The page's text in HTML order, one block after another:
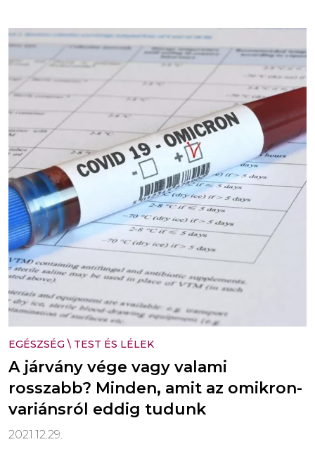
EGÉSZSÉG \ TEST ÉS LÉLEK
A járvány vége vagy valami
rosszabb? Minden, amit az omikron-
variánsról eddig tudunk
2021.12.29.